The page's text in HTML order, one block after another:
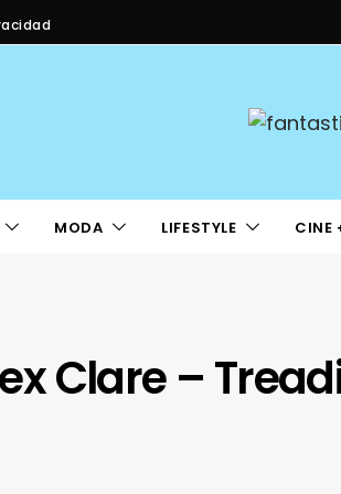
MODA LIFESTYLE CINE
Clare –